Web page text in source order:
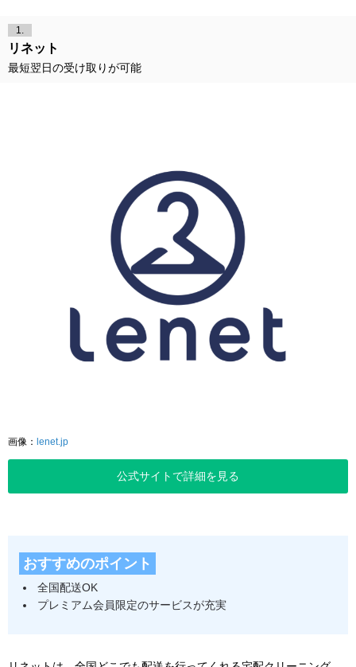
画像： lenet.jp
1.
リネット
最短翌日の受け取りが可能
公式サイトで詳細を見る
おすすめのポイント
全国配送OK
プレミアム会員限定のサービスが充実